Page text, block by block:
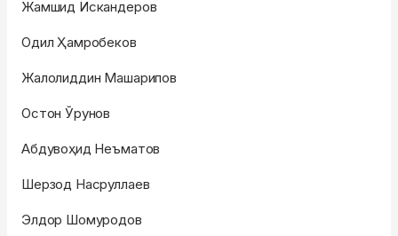
Жамшид Искандеров
Одил Ҳамробеков
Жалолиддин Машарипов
Остон Ўрунов
Абдувоҳид Неъматов
Шерзод Насруллаев
Элдор Шомуродов